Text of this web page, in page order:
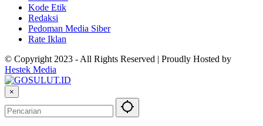
Kode Etik
Redaksi
Pedoman Media Siber
Rate Iklan
© Copyright 2023 - All Rights Reserved | Proudly Hosted by
Hestek Media
×